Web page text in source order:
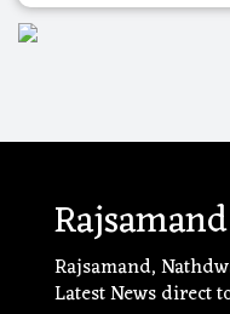
Rajsamand,
Latest News direct